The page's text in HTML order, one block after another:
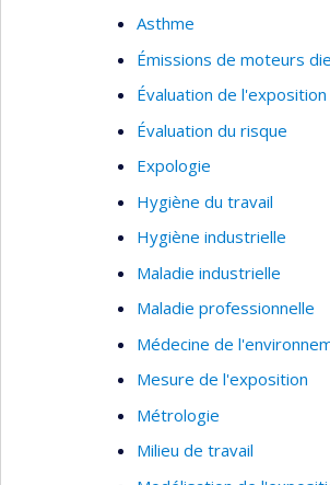
Asthme
Émissions de moteurs
Évaluation de
Évaluation du risque
Expologie
Hygiène du travail
Hygiène industrielle
Maladie industrielle
Maladie professionnelle
Médecine de
Mesure de l'exposition
Métrologie
Milieu de travail